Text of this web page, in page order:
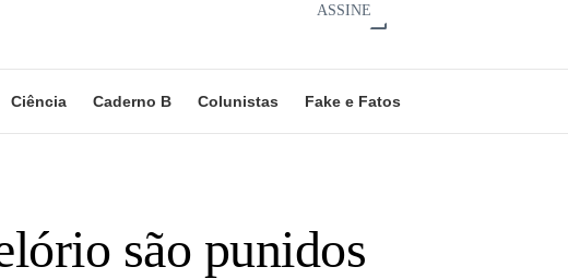
ASSINE
Ciência Caderno B Colunistas Fake e Fatos
são punidos